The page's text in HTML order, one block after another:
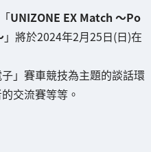
UNIZONE EX Match ～Po
」將於2024年2月25日(日)在
」賽車競技為主題的談話環
交流賽等等。